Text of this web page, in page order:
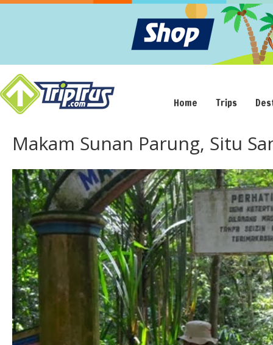
Home Trips
Makam Sunan Parung, Situ